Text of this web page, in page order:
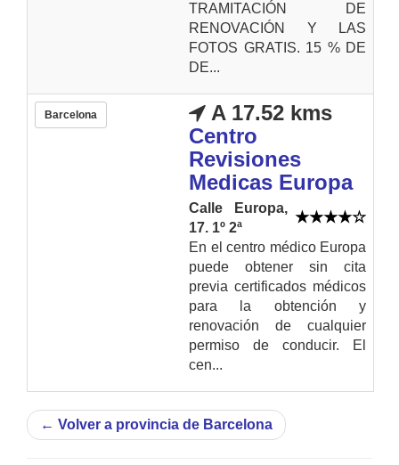
TRAMITACIÓN DE
RENOVACIÓN Y LAS
FOTOS GRATIS. 15 % DE
DE...
Barcelona
A 17.52 kms
Centro
Revisiones
Medicas Europa
Calle Europa,
17. 1º 2ª
En el centro médico Europa
puede obtener sin cita
previa certificados médicos
para la obtención y
renovación de cualquier
permiso de conducir. El
cen...
← Volver a provincia de Barcelona